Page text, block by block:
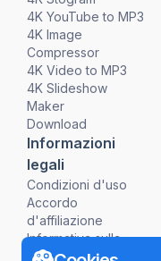
4K YouTube to MP3
4K Image
Compressor
4K Video to MP3
4K Slideshow
Maker
Download
Informazioni
legali
Condizioni d'uso
Accordo
d'affiliazione
Informativa sulla
Privacy